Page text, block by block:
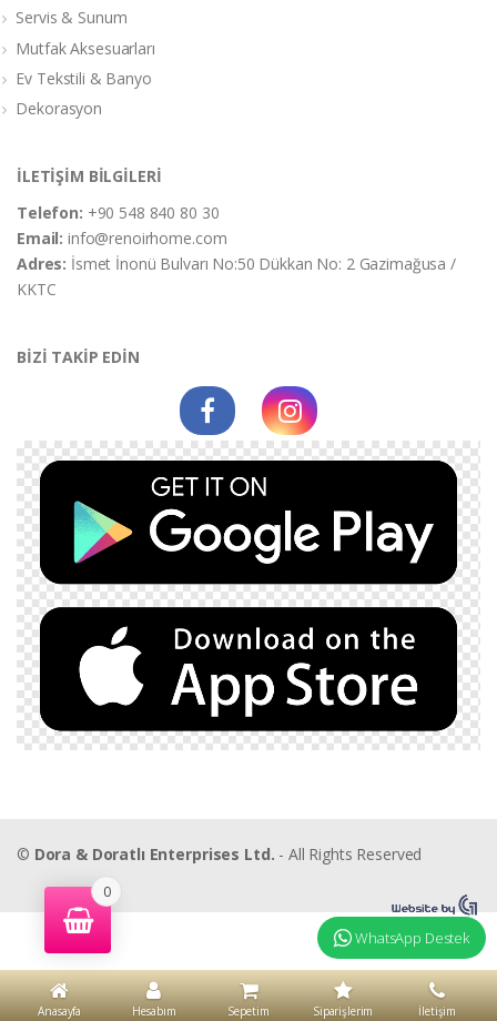
Servis & Sunum
Mutfak Aksesuarları
Ev Tekstili & Banyo
Dekorasyon
İLETİŞİM BİLGİLERİ
Telefon: +90 548 840 80 30
Email:info@renoirhome.com
Adres: İsmet İnonü Bulvarı No:50 Dükkan No: 2 Gazimağusa /
KKTC
BİZİ TAKİP EDİN
© Dora & Doratlı Enterprises Ltd. - All Rights Reserved
0
WhatsApp Destek
Anasayfa Hesabım Sepetim Siparişlerim İletişim